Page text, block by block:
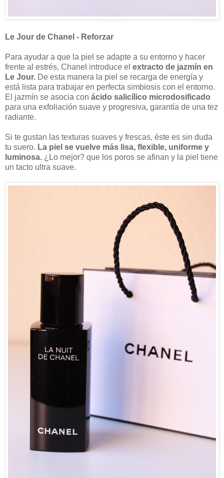
Le Jour de Chanel - Reforzar
Para ayudar a que la piel se adapte a su entorno y hacer
frente al estrés, Chanel introduce el extracto de jazmín en
Le Jour. De esta manera la piel se recarga de energía y
está lista para trabajar en perfecta simbiosis con el entorno.
El jazmín se asocia con ácido salicílico microdosificado
para una exfoliación suave y progresiva, garantía de una tez
radiante.
Si te gustan las texturas suaves y frescas, éste es sin duda
tu suero. La piel se vuelve más lisa, flexible, uniforme y
luminosa. ¿Lo mejor? que los poros se afinan y la piel tiene
un tacto ultra suave.